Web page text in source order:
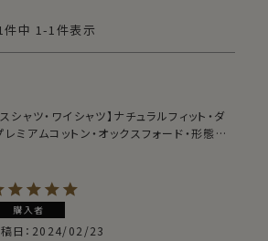
件中 1-1件表示
シャツ・ワイシャツ】ナチュラルフィット・ダ
レミアムコットン・オックスフォード・形態安
購入者
日 2024/02/23